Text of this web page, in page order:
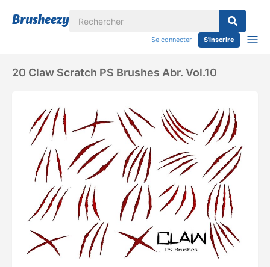
Se connecter S'inscrire
20 Claw Scratch PS Brushes Abr. Vol.10